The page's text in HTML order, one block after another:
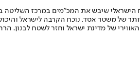
שיבש את המכ"מים במרכז השליטה
של משטר אסד, נוכח הקרבה לישראל
של מדינת ישראל וחזר לשטח לבנון.